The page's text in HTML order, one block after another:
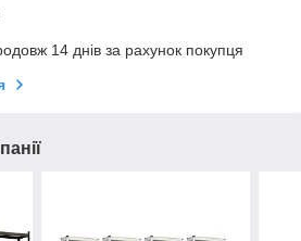
14 днів за рахунок покупця